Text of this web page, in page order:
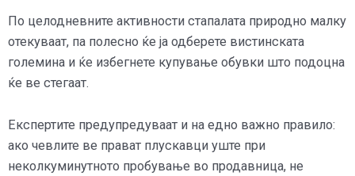
По целодневните активности стапалата природно малку
отекуваат, па полесно ќе ја одберете вистинската
големина и ќе избегнете купување обувки што подоцна
ќе ве стегаат.
Експертите предупредуваат и на едно важно правило:
ако чевлите ве прават плускавци уште при
неколкуминутното пробување во продавница, не